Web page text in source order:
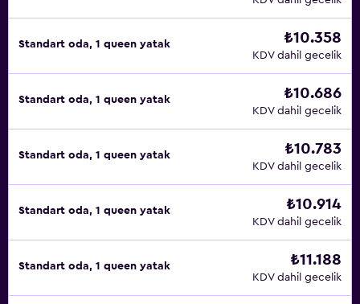
Standart oda, 1 queen yatak ₺10.358
KDV dahil gecelik
Standart oda, 1 queen yatak ₺10.686
KDV dahil gecelik
Standart oda, 1 queen yatak ₺10.783
KDV dahil gecelik
Standart oda, 1 queen yatak ₺10.914
KDV dahil gecelik
Standart oda, 1 queen yatak ₺11.188
KDV dahil gecelik